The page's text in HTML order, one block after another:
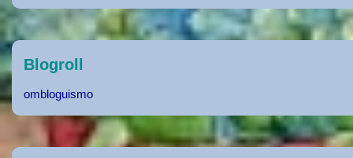
Blogroll
ombloguismo